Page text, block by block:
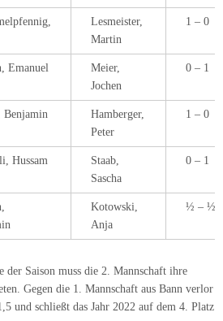
Lesmeister,
Martin
1 – 0
Emanuel
Meier,
Jochen
0 – 1
Benjamin
Hamberger,
Peter
1 – 0
Hussam
Staab,
Sascha
0 – 1
Kotowski,
Anja
½ – ½
der Saison muss die 2. Mannschaft ihre
Gegen die 1. Mannschaft aus Bann verlor
und schließt das Jahr 2022 auf dem 4. Platz